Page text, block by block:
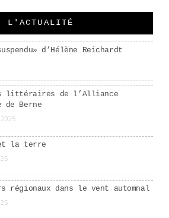
Lire la suite
L'ACTUALITÉ
d’Hélène Reichardt
littéraires de l’Alliance
de Berne
la terre
régionaux dans le vent automnal